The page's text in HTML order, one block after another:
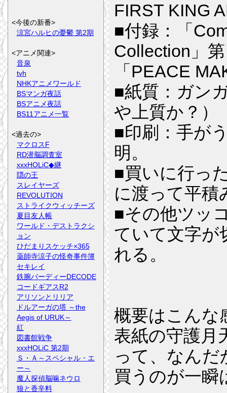
FIRST KING
■付録：「
Collection」
「PEACE
■紙質：ガン
や上質か？）
■印刷：手が
明。
■買いに行っ
に渡って平積
■その他ツッ
ていて文字が
れる。
概要はこんな
表紙の守護月
って、なん
買うのが一瞬
<今後の新番>
涼宮ハルヒの憂鬱 第2期
<アニメ関連>
音泉
tvh
NHKアニメワールド
BSマンガ夜話
BSアニメ夜話
BS11アニメ一覧
<過去の>
マクロスF
RD潜脳調査室
xxxHOLiC◆継
隠の王
スレイヤーズ
REVOLUTION
ストライクウィッチーズ
夏目友人帳
ワールド・デストラクシ
ョン
ひだまりスケッチ×365
薬師寺涼子の怪奇事件簿
セキレイ
鉄腕バーディーDECODE
コードギアスR2
アリソンとリリア
ドルアーガの塔 ～the
Aegis of URUK～
紅
図書館戦争
xxxHOLiC 第2期
Ｓ・Ａ～スペシャル・エ
ー～
魔人探偵脳噛ネウロ
狼と香辛料